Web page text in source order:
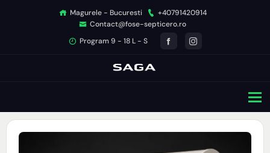
Magurele - Bucuresti
+40791420914
Contact@fose-septicero.ro
Program 9 - 18 L - S